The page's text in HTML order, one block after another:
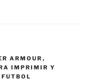
ARMOUR ,
IMPRIMIR Y